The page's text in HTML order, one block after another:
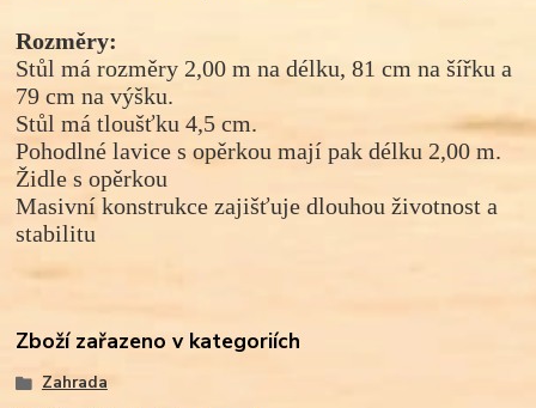
Rozměry:
Stůl má rozměry 2,00 m na délku, 81 cm na šířku a
79 cm na výšku.
Stůl má tloušťku 4,5 cm.
Pohodlné lavice s opěrkou mají pak délku 2,00 m.
Židle s opěrkou
Masivní konstrukce zajišťuje dlouhou životnost a
stabilitu
Zboží zařazeno v kategoriích
Zahrada